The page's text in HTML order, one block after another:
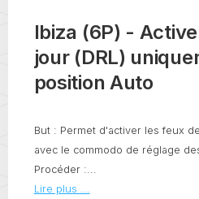
Ibiza (6P) -
jour (DRL)
position Auto
But : Permet d'activer les feux
avec le commodo de réglage
Procéder :...
Lire plus ...